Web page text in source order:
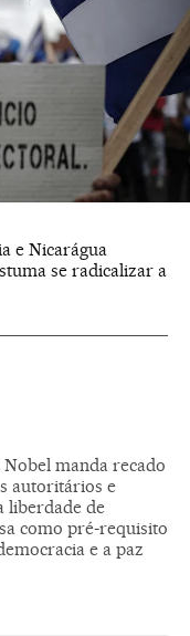
e Nicarágua
se radicalizar a
manda recado
autoritários e
liberdade de
como pré-requisito
e a paz